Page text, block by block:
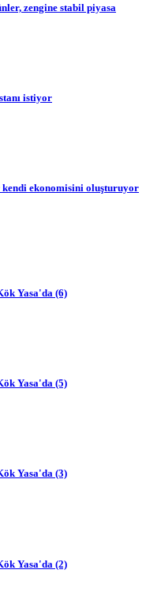
zengine stabil piyasa
istiyor
kendi ekonomisini oluşturuyor
Yasa'da (6)
Yasa'da (5)
Yasa'da (3)
Yasa'da (2)